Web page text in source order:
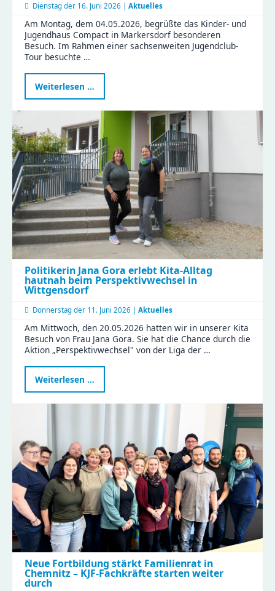
Dienstag der 16. Juni 2026 | Aktuelles
Am Montag, dem 04.05.2026, begrüßte das Kinder- und
Jugendhaus Compact in Markersdorf besonderen
Besuch. Im Rahmen einer sachsenweiten Jugendclub-
Tour besuchte …
Weiterlesen …
Janina
zu
Besuch
im
Compact
Politikerin Jana Gora erlebt Kita-Alltag
hautnah beim Perspektivwechsel in
Wittgensdorf
Donnerstag der 11. Juni 2026 | Aktuelles
Am Mittwoch, den 20.05.2026 hatten wir in unserer Kita
Besuch von Frau Jana Gora. Sie hat die Chance durch die
Aktion „Perspektivwechsel" von der Liga der …
Weiterlesen …
Jana
Gora
Alltag
hautnah
beim
Perspektivwechsel
in
Wittgensdorf
Neue Fortbildung stärkt Familienrat in
Chemnitz – KJF-Fachkräfte starten weiter
durch